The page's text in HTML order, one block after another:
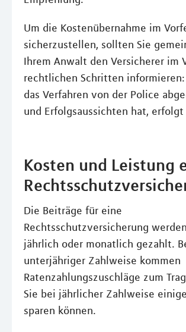
Um die Kostenübernahme im
sicherzustellen, sollten Sie
Ihrem Anwalt den Versicherer im
rechtlichen Schritten
das Verfahren von der Police
und Erfolgsaussichten hat, erfolgt
Kosten und Leistung
Die Beiträge für eine
Rechtsschutzversicherung
jährlich oder monatlich gezahlt.
unterjähriger Zahlweise kommen
Ratenzahlungszuschläge zum
Sie bei jährlicher Zahlweise
sparen können.